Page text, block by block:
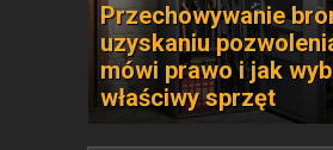
Przechowywanie
uzyskaniu
mówi prawo i jak
właściwy sprzęt